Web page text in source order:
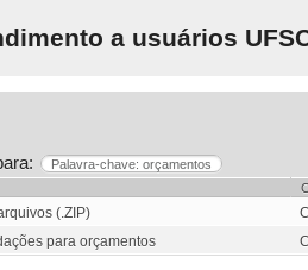
a usuários
Palavra-chave: orçamentos
(.ZIP)
para orçamentos